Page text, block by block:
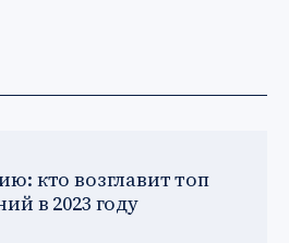
кто возглавит топ
в 2023 году